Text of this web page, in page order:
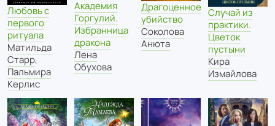
Любовь с
первого
ритуала
Матильда
Старр,
Пальмира
Керлис
Академия
Горгулий.
Избранница
дракона
Лена
Обухова
Драгоценное
убийство
Соколова
Анюта
Случай из
практики.
Цветок
пустыни
Кира
Измайлова